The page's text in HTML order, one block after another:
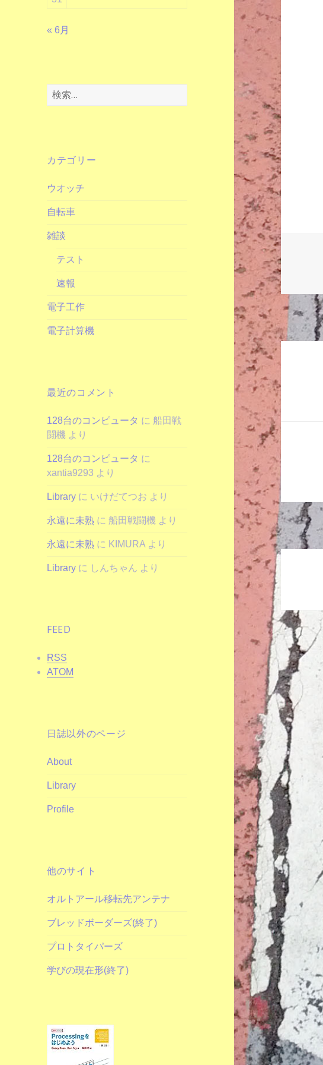
« 6月
検
索:
カテゴリー
ウオッチ
自転車
雑談
テスト
速報
電子工作
電子計算機
最近のコメント
128台のコンピュータ に船田戦
闘機 より
128台のコンピュータ に
xantia9293 より
Library に いけだてつお より
永遠に未熟 に船田戦闘機 より
永遠に未熟 に KIMURA より
Library に しんちゃん より
FEED
RSS
ATOM
日誌以外のページ
About
Library
Profile
他のサイト
オルトアール移転先アンテナ
ブレッドボーダーズ(終了)
プロトタイパーズ
学びの現在形(終了)
稿
ナ
シ